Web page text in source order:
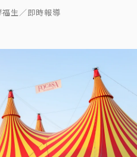
生／即時報導